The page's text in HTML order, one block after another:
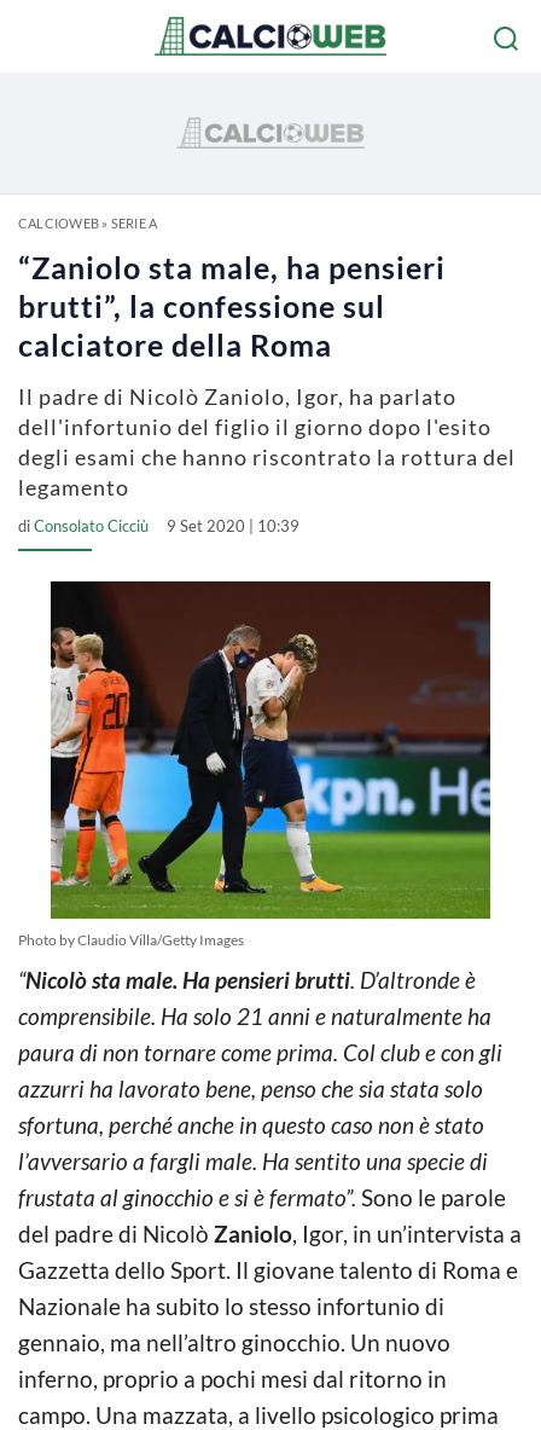
CALCIOWEB» SERIE A
“Zaniolo sta male, ha pensieri
brutti”, la confessione sul
calciatore della Roma
Il padre di Nicolò Zaniolo, Igor, ha parlato
dell'infortunio del figlio il giorno dopo l'esito
degli esami che hanno riscontrato la rottura del
legamento
diConsolato Cicciù 9 Set 2020 | 10:39
Photo by Claudio Villa/Getty Images
“Nicolò sta male. Ha pensieri brutti. D’altronde è
comprensibile. Ha solo 21 anni e naturalmente ha
paura di non tornare come prima. Col club e con gli
azzurri ha lavorato bene, penso che sia stata solo
sfortuna, perché anche in questo caso non è stato
l’avversario a fargli male. Ha sentito una specie di
frustata al ginocchio e si è fermato”. Sono le parole
del padre di Nicolò Zaniolo, Igor, in un’intervista a
Gazzetta dello Sport. Il giovane talento di Roma e
Nazionale ha subito lo stesso infortunio di
gennaio, ma nell’altro ginocchio. Un nuovo
inferno, proprio a pochi mesi dal ritorno in
campo. Una mazzata, a livello psicologico prima